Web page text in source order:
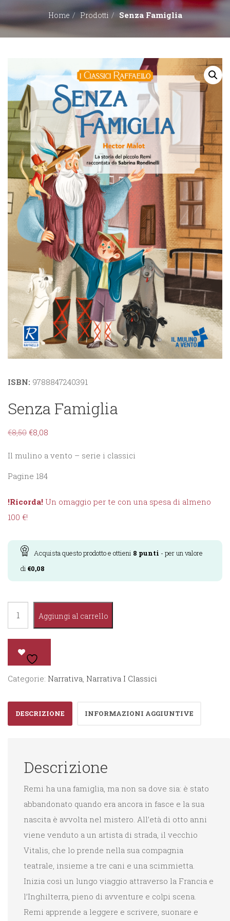
EDITORI
LIBRERIE
Home Prodotti Senza Famiglia
ISBN: 9788847240391
Senza Famiglia
€8,50 €8,08
Il mulino a vento – serie i classici
Pagine 184
!Ricorda! Un omaggio per te con una spesa di almeno
100 €!
Acquista questo prodotto e ottieni 8 punti - per un valore
di €0,08
quantità
Aggiungi al carrello
Categorie: Narrativa Narrativa I Classici
DESCRIZIONE INFORMAZIONI AGGIUNTIVE
Descrizione
Remi ha una famiglia, ma non sa dove sia: è stato
abbandonato quando era ancora in fasce e la sua
nascita è avvolta nel mistero. All’età di otto anni
viene venduto a un artista di strada, il vecchio
Vitalis, che lo prende nella sua compagnia
teatrale, insieme a tre cani e una scimmietta.
Inizia così un lungo viaggio attraverso la Francia e
l’Inghilterra, pieno di avventure e colpi scena.
Remi apprende a leggere e scrivere, suonare e